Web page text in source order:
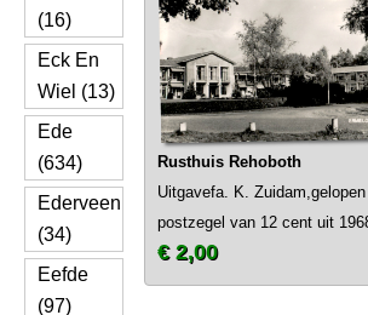
(16)
Eck En
Wiel (13)
Ede
(634)
Ederveen
(34)
Eefde
(97)
Rusthuis Rehoboth
Uitgavefa. K.
postzegel van 12 cent uit
€ 2,00